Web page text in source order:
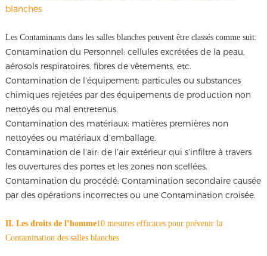
blanches
Les Contaminants dans les salles blanches peuvent être classés comme suit:
Contamination du Personnel: cellules excrétées de la peau,
aérosols respiratoires, fibres de vêtements, etc.
Contamination de l’équipement: particules ou substances
chimiques rejetées par des équipements de production non
nettoyés ou mal entretenus.
Contamination des matériaux: matières premières non
nettoyées ou matériaux d’emballage.
Contamination de l’air: de l’air extérieur qui s’infiltre à travers
les ouvertures des portes et les zones non scellées.
Contamination du procédé: Contamination secondaire causée
par des opérations incorrectes ou une Contamination croisée.
II. Les droits de l’homme10 mesures efficaces pour prévenir la
Contamination des salles blanches